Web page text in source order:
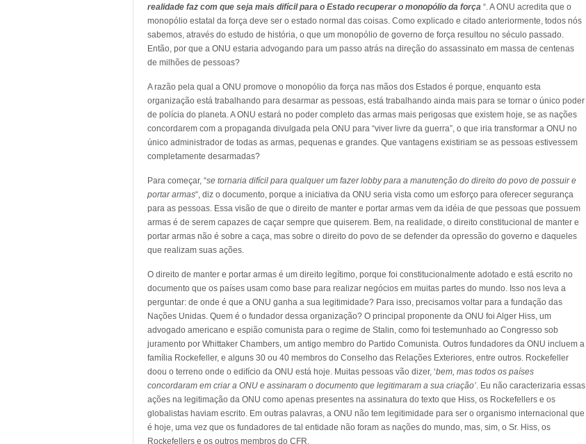
realidade faz com que seja mais difícil para o Estado recuperar o monopólio da força “. A ONU acredita que o
monopólio estatal da força deve ser o estado normal das coisas. Como explicado e citado anteriormente, todos nós
sabemos, através do estudo de história, o que um monopólio de governo de força resultou no século passado.
Então, por que a ONU estaria advogando para um passo atrás na direção do assassinato em massa de centenas
de milhões de pessoas?
A razão pela qual a ONU promove o monopólio da força nas mãos dos Estados é porque, enquanto esta
organização está trabalhando para desarmar as pessoas, está trabalhando ainda mais para se tornar o único poder
de polícia do planeta. A ONU estará no poder completo das armas mais perigosas que existem hoje, se as nações
concordarem com a propaganda divulgada pela ONU para “viver livre da guerra”, o que iria transformar a ONU no
único administrador de todas as armas, pequenas e grandes. Que vantagens existiriam se as pessoas estivessem
completamente desarmadas?
Para começar, “se tornaria difícil para qualquer um fazer lobby para a manutenção do direito do povo de possuir e
portar armas“, diz o documento, porque a iniciativa da ONU seria vista como um esforço para oferecer segurança
para as pessoas. Essa visão de que o direito de manter e portar armas vem da idéia de que pessoas que possuem
armas é de serem capazes de caçar sempre que quiserem. Bem, na realidade, o direito constitucional de manter e
portar armas não é sobre a caça, mas sobre o direito do povo de se defender da opressão do governo e daqueles
que realizam suas ações.
O direito de manter e portar armas é um direito legítimo, porque foi constitucionalmente adotado e está escrito no
documento que os países usam como base para realizar negócios em muitas partes do mundo. Isso nos leva a
perguntar: de onde é que a ONU ganha a sua legitimidade? Para isso, precisamos voltar para a fundação das
Nações Unidas. Quem é o fundador dessa organização? O principal proponente da ONU foi Alger Hiss, um
advogado americano e espião comunista para o regime de Stalin, como foi testemunhado ao Congresso sob
juramento por Whittaker Chambers, um antigo membro do Partido Comunista. Outros fundadores da ONU incluem a
família Rockefeller, e alguns 30 ou 40 membros do Conselho das Relações Exteriores, entre outros. Rockefeller
doou o terreno onde o edifício da ONU está hoje. Muitas pessoas vão dizer, ‘bem, mas todos os países
concordaram em criar a ONU e assinaram o documento que legitimaram a sua criação’. Eu não caracterizaria essas
ações na legitimação da ONU como apenas presentes na assinatura do texto que Hiss, os Rockefellers e os
globalistas haviam escrito. Em outras palavras, a ONU não tem legitimidade para ser o organismo internacional que
é hoje, uma vez que os fundadores de tal entidade não foram as nações do mundo, mas, sim, o Sr. Hiss, os
Rockefellers e os outros membros do CFR.